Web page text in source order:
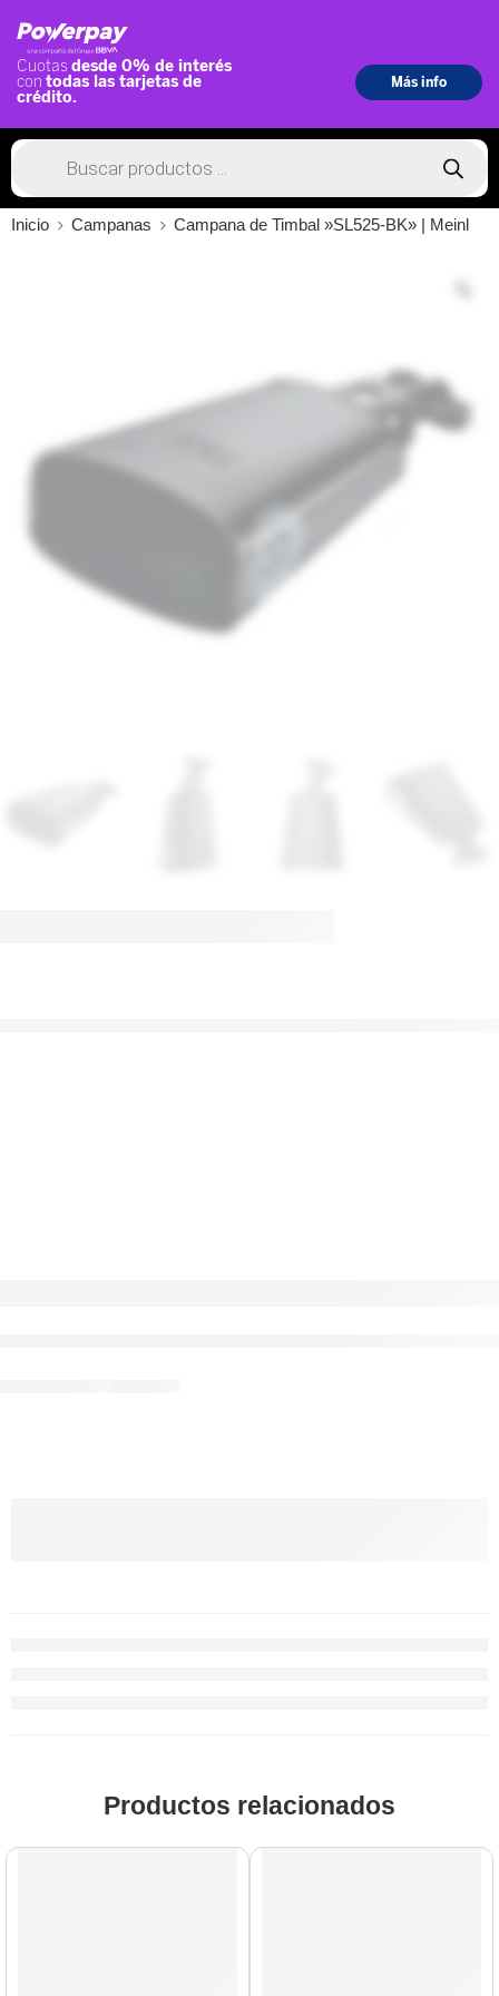
Inicio Campanas Campana de Timbal »SL525-BK» | Meinl
Productos relacionados